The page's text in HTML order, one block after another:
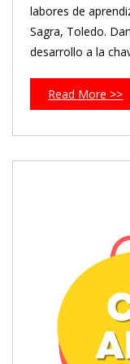
labores de
Sagra, Toledo.
desarrollo a la
Read More >>